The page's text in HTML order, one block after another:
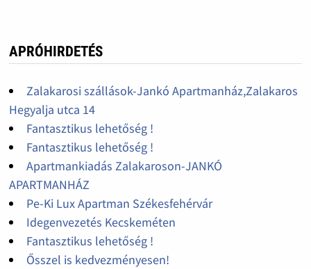
APRÓHIRDETÉS
Zalakarosi szállások-Jankó Apartmanház,Zalakaros
Hegyalja utca 14
Fantasztikus lehetőség !
Fantasztikus lehetőség !
Apartmankiadás Zalakaroson-JANKÓ
APARTMANHÁZ
Pe-Ki Lux Apartman Székesfehérvár
Idegenvezetés Kecskeméten
Fantasztikus lehetőség !
Ősszel is kedvezményesen!